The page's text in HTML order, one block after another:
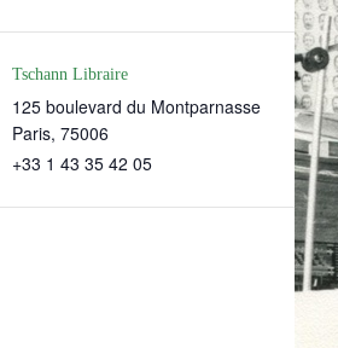
Tschann Libraire
125 boulevard du Montparnasse
Paris, 75006
+33 1 43 35 42 05